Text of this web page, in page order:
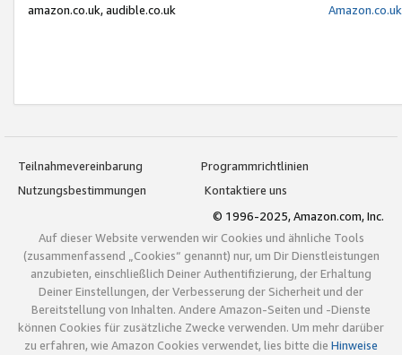
amazon.co.uk, audible.co.uk
Teilnahmevereinbarung
Programmrichtlinien
Nutzungsbestimmungen
Kontaktiere uns
© 1996-2025, Amazon.com, Inc.
Auf dieser Website verwenden wir Cookies und ähnliche Tools
(zusammenfassend „Cookies“ genannt) nur, um Dir Dienstleistungen
anzubieten, einschließlich Deiner Authentifizierung, der Erhaltung
Deiner Einstellungen, der Verbesserung der Sicherheit und der
Bereitstellung von Inhalten. Andere Amazon-Seiten und -Dienste
können Cookies für zusätzliche Zwecke verwenden. Um mehr darüber
zu erfahren, wie Amazon Cookies verwendet, lies bitte die Hinweise